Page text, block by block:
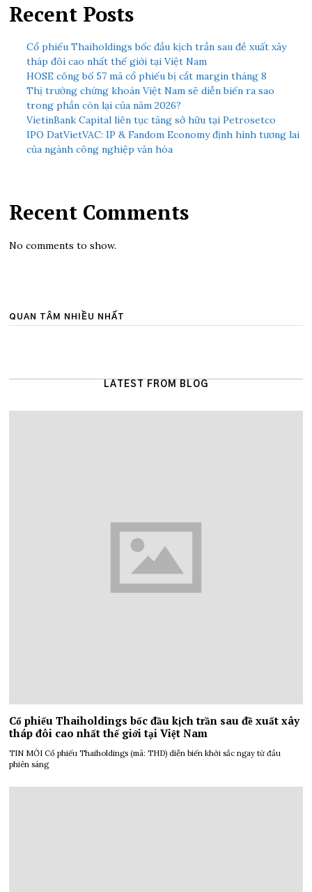
Recent Posts
Cổ phiếu Thaiholdings bốc đầu kịch trần sau đề xuất xây
tháp đôi cao nhất thế giới tại Việt Nam
HOSE công bố 57 mã cổ phiếu bị cắt margin tháng 8
Thị trường chứng khoán Việt Nam sẽ diễn biến ra sao
trong phần còn lại của năm 2026?
VietinBank Capital liên tục tăng sở hữu tại Petrosetco
IPO DatVietVAC: IP & Fandom Economy định hình tương lai
của ngành công nghiệp văn hóa
Recent Comments
No comments to show.
QUAN TÂM NHIỀU NHẤT
LATEST FROM BLOG
Cổ phiếu Thaiholdings bốc đầu kịch trần sau đề xuất xây
tháp đôi cao nhất thế giới tại Việt Nam
TIN MỚI Cổ phiếu Thaiholdings (mã: THD) diễn biến khởi sắc ngay từ đầu
phiên sáng